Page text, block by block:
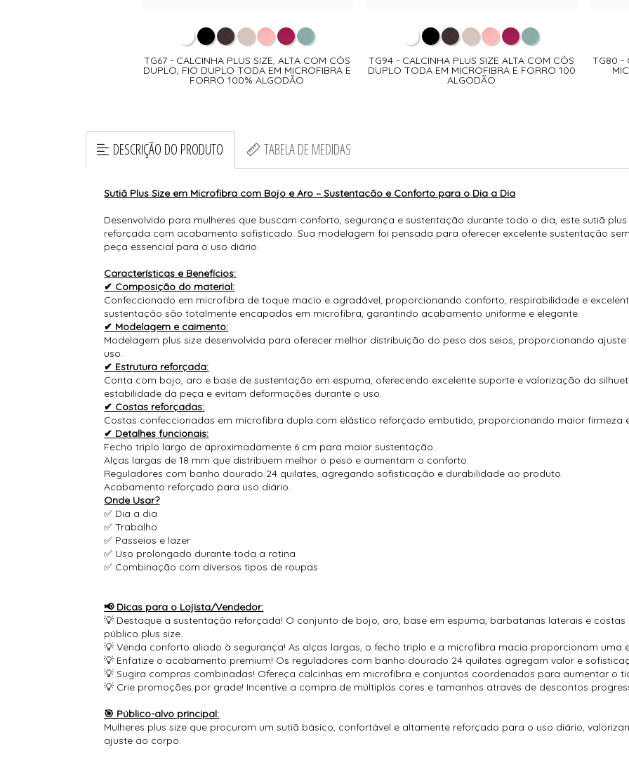
TG67 - CALCINHA PLUS SIZE, ALTA COM CÓS
DUPLO, FIO DUPLO TODA EM MICROFIBRA E
FORRO 100% ALGODÃO
TG94 - CALCINHA PLUS SIZE ALTA COM CÓS
DUPLO TODA EM MICROFIBRA E FORRO 100
ALGODÃO
TG80 -
DESCRIÇÃO DO PRODUTO TABELA DE MEDIDAS
Sutiã Plus Size em Microfibra com Bojo e Aro – Sustentação e Conforto para o Dia a Dia
Desenvolvido para mulheres que buscam conforto, segurança e sustentação durante todo o dia, este sutiã
reforçada com acabamento sofisticado. Sua modelagem foi pensada para oferecer excelente sustentação
peça essencial para o uso diário.
Características e Benefícios:
✔ Composição do material:
Confeccionado em microfibra de toque macio e agradável, proporcionando conforto, respirabilidade e
sustentação são totalmente encapados em microfibra, garantindo acabamento uniforme e elegante.
✔ Modelagem e caimento:
Modelagem plus size desenvolvida para oferecer melhor distribuição do peso dos seios, proporcionando
uso.
✔ Estrutura reforçada:
Conta com bojo, aro e base de sustentação em espuma, oferecendo excelente suporte e valorização da
estabilidade da peça e evitam deformações durante o uso.
✔ Costas reforçadas:
Costas confeccionadas em microfibra dupla com elástico reforçado embutido, proporcionando maior
✔ Detalhes funcionais:
Fecho triplo largo de aproximadamente 6 cm para maior sustentação.
Alças largas de 18 mm que distribuem melhor o peso e aumentam o conforto.
Reguladores com banho dourado 24 quilates, agregando sofisticação e durabilidade ao produto.
Acabamento reforçado para uso diário.
Onde Usar?
✅ Dia a dia
✅ Trabalho
✅ Passeios e lazer
✅ Uso prolongado durante toda a rotina
✅ Combinação com diversos tipos de roupas
📢 Dicas para o Lojista/Vendedor:
💡 Destaque a sustentação reforçada! O conjunto de bojo, aro, base em espuma, barbatanas laterais e
público plus size.
💡 Venda conforto aliado à segurança! As alças largas, o fecho triplo e a microfibra macia proporcionam uma
💡 Enfatize o acabamento premium! Os reguladores com banho dourado 24 quilates agregam valor e
💡 Sugira compras combinadas! Ofereça calcinhas em microfibra e conjuntos coordenados para aumentar o
💡 Crie promoções por grade! Incentive a compra de múltiplas cores e tamanhos através de descontos
🎯 Público-alvo principal:
Mulheres plus size que procuram um sutiã básico, confortável e altamente reforçado para o uso diário,
ajuste ao corpo.